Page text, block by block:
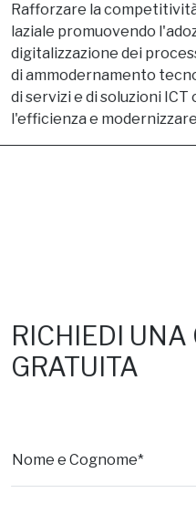
Rafforzare la
laziale promuovendo
digitalizzazione dei
di ammodernamento
di servizi e di soluzioni
l'efficienza e
RICHIEDI
GRATUITA
Nome e Cognome*